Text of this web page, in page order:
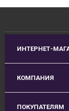
ИНТЕРНЕТ-
КОМПАНИЯ
ПОКУПАТЕЛЯМ